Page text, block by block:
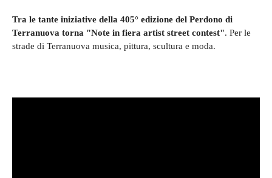
Tra le tante iniziative della 405° edizione del Perdono di
Terranuova torna "Note in fiera artist street contest". Per le
strade di Terranuova musica, pittura, scultura e moda.